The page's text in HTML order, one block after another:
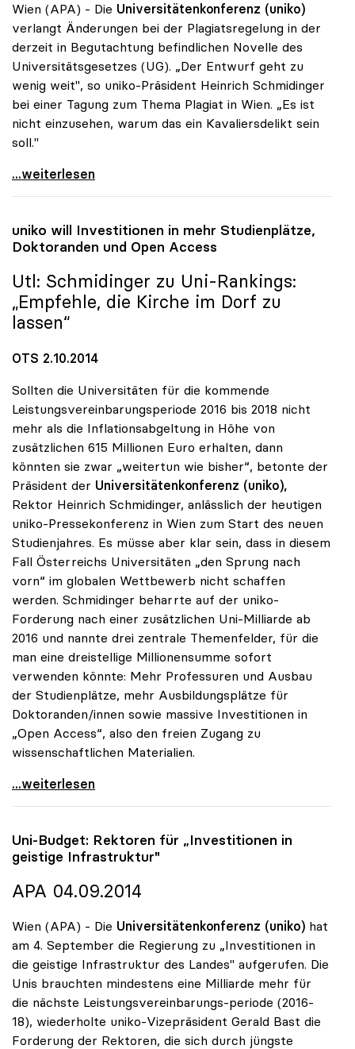
Wien (APA) - Die Universitätenkonferenz (uniko)
verlangt Änderungen bei der Plagiatsregelung in der
derzeit in Begutachtung befindlichen Novelle des
Universitätsgesetzes (UG). „Der Entwurf geht zu
wenig weit", so uniko-Präsident Heinrich Schmidinger
bei einer Tagung zum Thema Plagiat in Wien. „Es ist
nicht einzusehen, warum das ein Kavaliersdelikt sein
soll."
Plagiate: Rektoren wollen Nachschärfung
...weiterlesen
uniko will Investitionen in mehr Studienplätze,
Doktoranden und Open Access
Utl: Schmidinger zu Uni-Rankings:
„Empfehle, die Kirche im Dorf zu
lassen“
OTS 2.10.2014
Sollten die Universitäten für die kommende
Leistungsvereinbarungsperiode 2016 bis 2018 nicht
mehr als die Inflationsabgeltung in Höhe von
zusätzlichen 615 Millionen Euro erhalten, dann
könnten sie zwar „weitertun wie bisher“, betonte der
Präsident der Universitätenkonferenz (uniko),
Rektor Heinrich Schmidinger, anlässlich der heutigen
uniko-Pressekonferenz in Wien zum Start des neuen
Studienjahres. Es müsse aber klar sein, dass in diesem
Fall Österreichs Universitäten „den Sprung nach
vorn“ im globalen Wettbewerb nicht schaffen
werden. Schmidinger beharrte auf der uniko-
Forderung nach einer zusätzlichen Uni-Milliarde ab
2016 und nannte drei zentrale Themenfelder, für die
man eine dreistellige Millionensumme sofort
verwenden könnte: Mehr Professuren und Ausbau
der Studienplätze, mehr Ausbildungsplätze für
Doktoranden/innen sowie massive Investitionen in
„Open Access“, also den freien Zugang zu
wissenschaftlichen Materialien.
uniko will Investitionen in mehr Studienplätze,
...weiterlesen
Uni-Budget: Rektoren für „Investitionen in
geistige Infrastruktur"
APA 04.09.2014
Wien (APA) - Die Universitätenkonferenz (uniko) hat
am 4. September die Regierung zu „Investitionen in
die geistige Infrastruktur des Landes" aufgerufen. Die
Unis brauchten mindestens eine Milliarde mehr für
die nächste Leistungsvereinbarungs-periode (2016-
18), wiederholte uniko-Vizepräsident Gerald Bast die
Forderung der Rektoren, die sich durch jüngste